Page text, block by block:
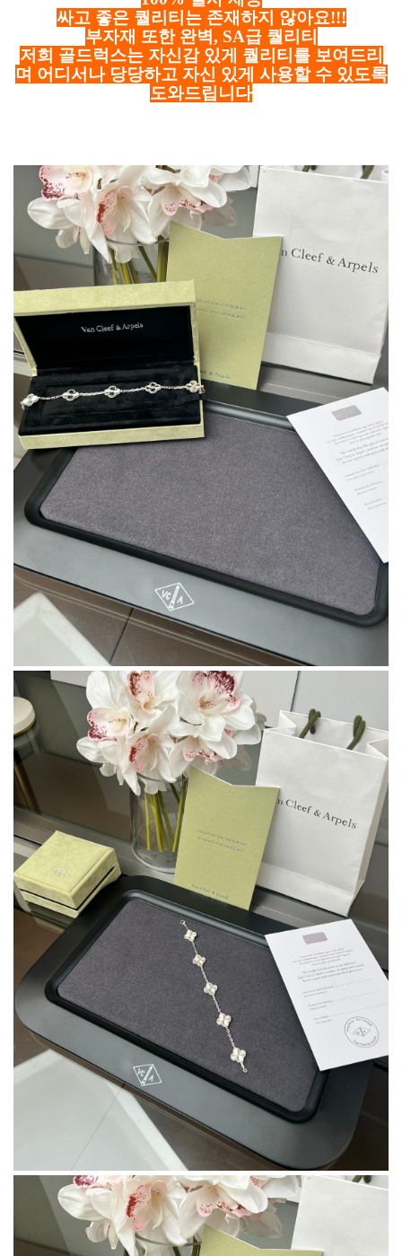
싸고 좋은 퀄리티는 존재하지 않아요!!!
부자재 또한 완벽, SA급 퀄리티
저희 골드럭스는 자신감 있게 퀄리티를 보여드리
며 어디서나 당당하고 자신 있게 사용할 수 있도록
도와드립니다